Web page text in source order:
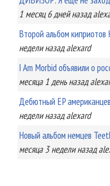
1 месяц 6 днейназад
Второй альбом киприотов
неделиназад alexard
I Am Morbid объявили о
месяца 1 деньназад
Дебютный EP
неделиназад alexard
Новый альбом немцев
месяца 3 неделиназад